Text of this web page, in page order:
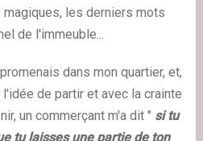
les derniers mots
de l'immeuble...
dans mon quartier, et,
de partir et avec la crainte
un commerçant m'a dit " si tu
tu laisses une partie de ton